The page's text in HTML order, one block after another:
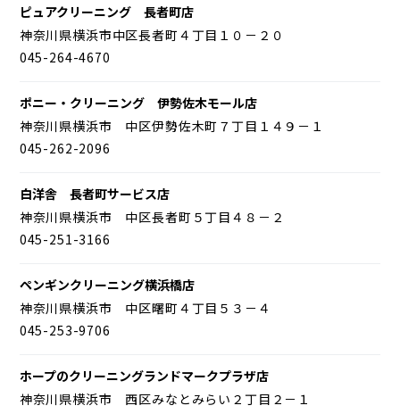
ピュアクリーニング 長者町店
神奈川県横浜市中区長者町４丁目１０－２０
045-264-4670
ポニー・クリーニング 伊勢佐木モール店
神奈川県横浜市 中区伊勢佐木町７丁目１４９－１
045-262-2096
白洋舎 長者町サービス店
神奈川県横浜市 中区長者町５丁目４８－２
045-251-3166
ペンギンクリーニング横浜橋店
神奈川県横浜市 中区曙町４丁目５３－４
045-253-9706
ホープのクリーニングランドマークプラザ店
神奈川県横浜市 西区みなとみらい２丁目２－１